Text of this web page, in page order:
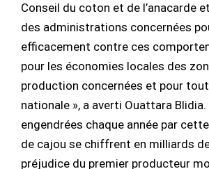
Conseil du coton et de l’anacarde
des administrations concernées
efficacement contre ces
pour les économies locales des
production concernées et pour
nationale », a averti Ouattara
engendrées chaque année par
de cajou se chiffrent en milliards
préjudice du premier producteur